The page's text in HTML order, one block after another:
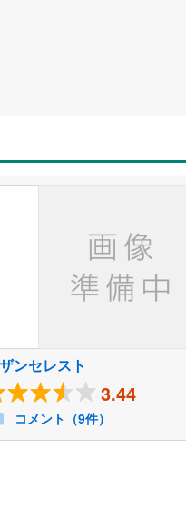
ンセレスト
3.44
コメント（9件）